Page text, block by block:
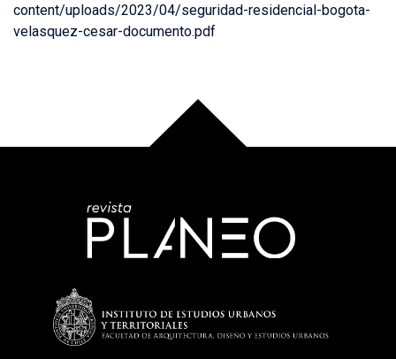
content/uploads/2023/04/seguridad-residencial-bogota-
velasquez-cesar-documento.pdf